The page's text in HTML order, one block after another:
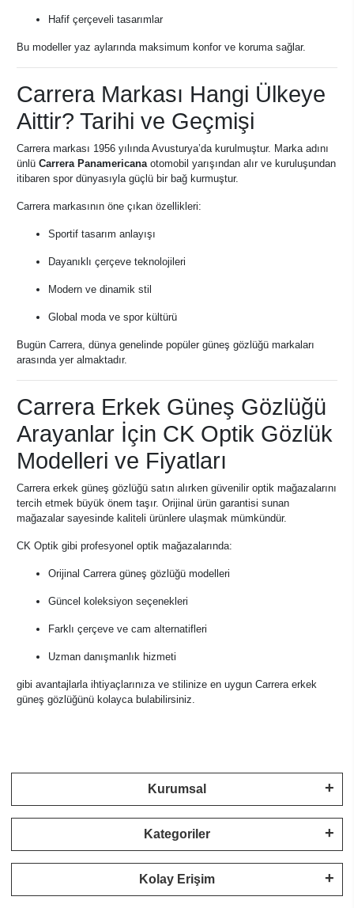
Hafif çerçeveli tasarımlar
Bu modeller yaz aylarında maksimum konfor ve koruma sağlar.
Carrera Markası Hangi Ülkeye
Aittir? Tarihi ve Geçmişi
Carrera markası 1956 yılında Avusturya’da kurulmuştur. Marka adını
ünlü Carrera Panamericanaotomobil yarışından alır ve kuruluşundan
itibaren spor dünyasıyla güçlü bir bağ kurmuştur.
Carrera markasının öne çıkan özellikleri:
Sportif tasarım anlayışı
Dayanıklı çerçeve teknolojileri
Modern ve dinamik stil
Global moda ve spor kültürü
Bugün Carrera, dünya genelinde popüler güneş gözlüğü markaları
arasında yer almaktadır.
Carrera Erkek Güneş Gözlüğü
Arayanlar İçin CK Optik Gözlük
Modelleri ve Fiyatları
Carrera erkek güneş gözlüğü satın alırken güvenilir optik mağazalarını
tercih etmek büyük önem taşır. Orijinal ürün garantisi sunan
mağazalar sayesinde kaliteli ürünlere ulaşmak mümkündür.
CK Optik gibi profesyonel optik mağazalarında:
Orijinal Carrera güneş gözlüğü modelleri
Güncel koleksiyon seçenekleri
Farklı çerçeve ve cam alternatifleri
Uzman danışmanlık hizmeti
gibi avantajlarla ihtiyaçlarınıza ve stilinize en uygun Carrera erkek
güneş gözlüğünü kolayca bulabilirsiniz.
Kurumsal
Kategoriler
Kolay Erişim